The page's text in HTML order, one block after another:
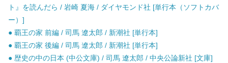
ト』を読んだら / 岩崎 夏海 / ダイヤモンド社 [単行本（ソフトカバ
ー）]
● 覇王の家 前編 / 司馬 遼太郎 / 新潮社 [単行本]
● 覇王の家 後編 / 司馬 遼太郎 / 新潮社 [単行本]
● 歴史の中の日本 (中公文庫) / 司馬 遼太郎 / 中央公論新社 [文庫]